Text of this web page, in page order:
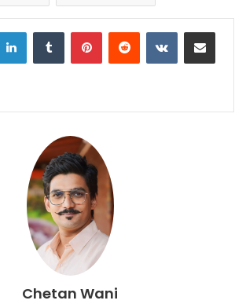
LinkedInTumblr PinterestReddit VKontakteShare via Email
Chetan Wani